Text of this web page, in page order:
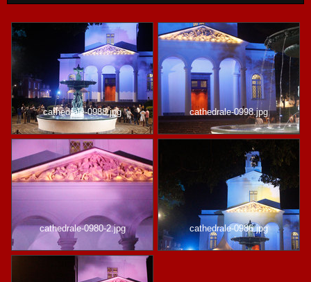
cathedrale-0988.jpg cathedrale-0998.jpg
cathedrale-0980-2.jpg cathedrale-0986.jpg